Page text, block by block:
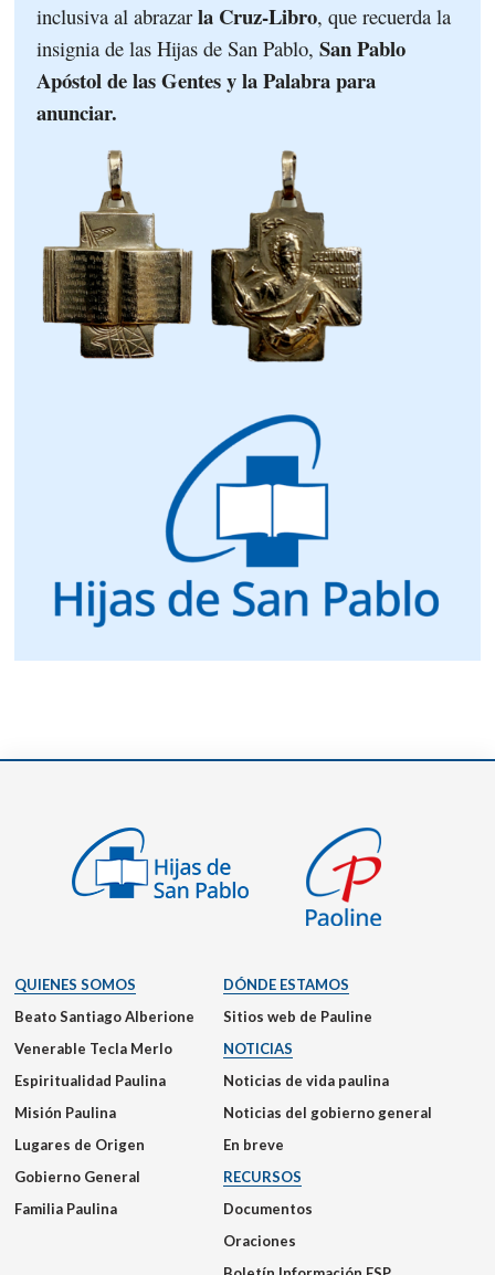
inclusiva al abrazar la Cruz-Libro, que recuerda la
insignia de las Hijas de San Pablo, San Pablo
Apóstol de las Gentes y la Palabra para
anunciar.
QUIENES SOMOS
Beato Santiago Alberione
Venerable Tecla Merlo
Espiritualidad Paulina
Misión Paulina
Lugares de Origen
Gobierno General
Familia Paulina
DÓNDE ESTAMOS
Sitios web de Pauline
NOTICIAS
Noticias de vida paulina
Noticias del gobierno general
En breve
RECURSOS
Documentos
Oraciones